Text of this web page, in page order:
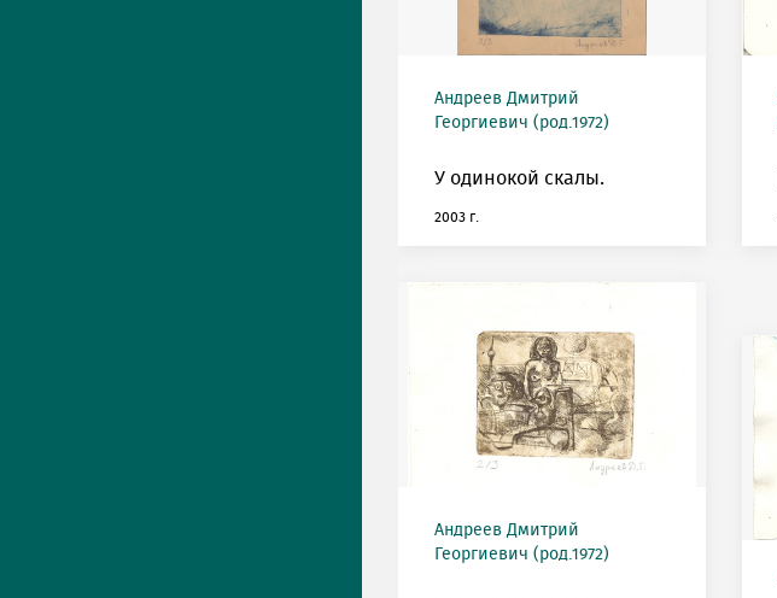
Андреев Дмитрий
Георгиевич (род.1972)
У одинокой скалы.
2003 г.
Андреев Дмитрий
Георгиевич (род.1972)